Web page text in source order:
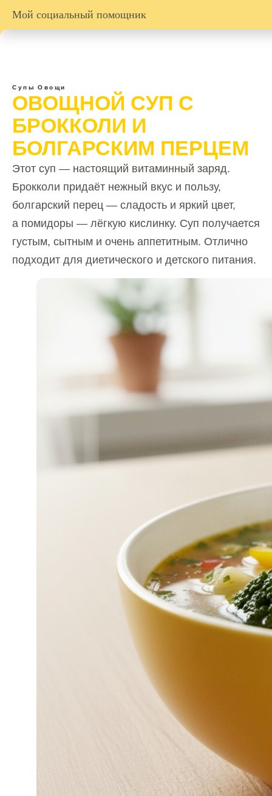
Мой социальный помощник
Супы Овощи
ОВОЩНОЙ СУП С
БРОККОЛИ И
БОЛГАРСКИМ ПЕРЦЕМ
Этот суп — настоящий витаминный заряд.
Брокколи придаёт нежный вкус и пользу,
болгарский перец — сладость и яркий цвет,
а помидоры — лёгкую кислинку. Суп получается
густым, сытным и очень аппетитным. Отлично
подходит для диетического и детского питания.